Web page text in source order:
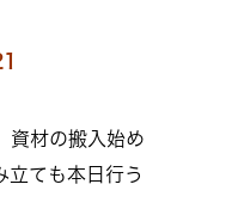
資材の搬入始め
立ても本日行う